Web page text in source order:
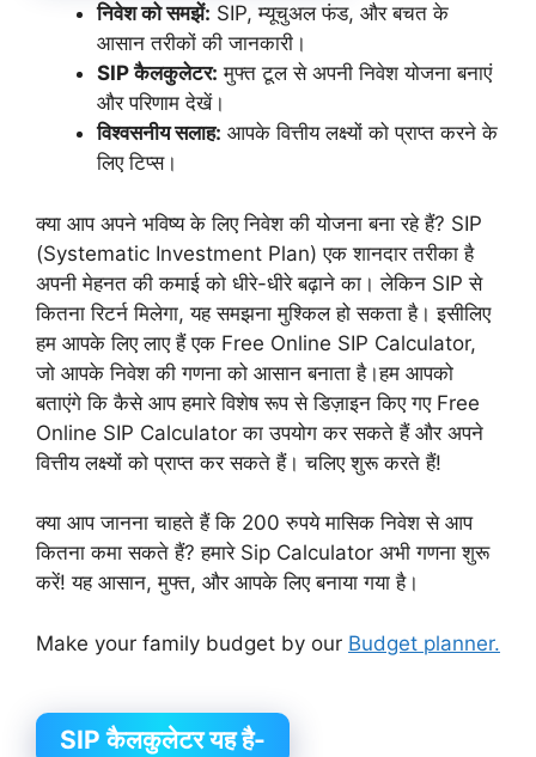
निवेश को समझें: SIP, म्यूचुअल फंड, और बचत के
आसान तरीकों की जानकारी।
SIP कैलकुलेटर: मुफ्त टूल से अपनी निवेश योजना बनाएं
और परिणाम देखें।
विश्वसनीय सलाह: आपके वित्तीय लक्ष्यों को प्राप्त करने के
लिए टिप्स।
क्या आप अपने भविष्य के लिए निवेश की योजना बना रहे हैं? SIP
(Systematic Investment Plan) एक शानदार तरीका है
अपनी मेहनत की कमाई को धीरे-धीरे बढ़ाने का। लेकिन SIP से
कितना रिटर्न मिलेगा, यह समझना मुश्किल हो सकता है। इसीलिए
हम आपके लिए लाए हैं एक Free Online SIP Calculator,
जो आपके निवेश की गणना को आसान बनाता है।हम आपको
बताएंगे कि कैसे आप हमारे विशेष रूप से डिज़ाइन किए गए Free
Online SIP Calculator का उपयोग कर सकते हैं और अपने
वित्तीय लक्ष्यों को प्राप्त कर सकते हैं। चलिए शुरू करते हैं!
क्या आप जानना चाहते हैं कि 200 रुपये मासिक निवेश से आप
कितना कमा सकते हैं? हमारे Sip Calculator अभी गणना शुरू
करें! यह आसान, मुफ्त, और आपके लिए बनाया गया है।
Make your family budget by our Budget planner.
SIP कैलकुलेटर यह है-